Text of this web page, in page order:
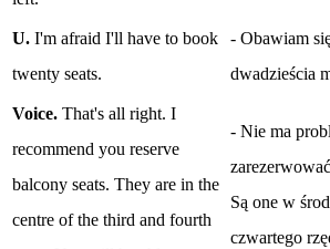
U. I'm afraid I'll have to book
twenty seats.
- Obawiam
dwadzieścia
Voice. That's all right. I
recommend you reserve
balcony seats. They are in the
centre of the third and fourth
- Nie ma
Są one w
czwartego